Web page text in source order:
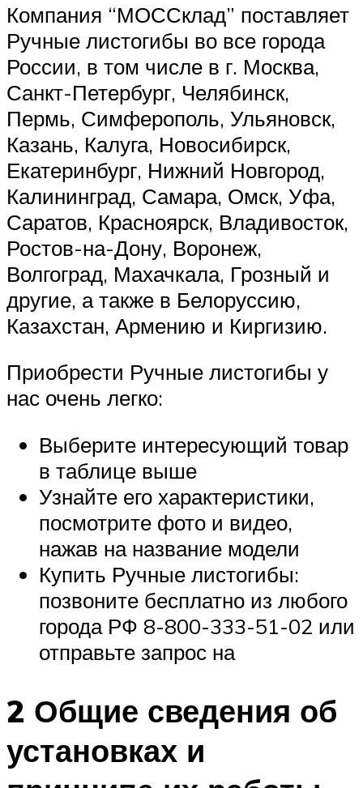
Компания “МОССклад” поставляет
Ручные листогибы во все города
России, в том числе в г. Москва,
Санкт-Петербург, Челябинск,
Пермь, Симферополь, Ульяновск,
Казань, Калуга, Новосибирск,
Екатеринбург, Нижний Новгород,
Калининград, Самара, Омск, Уфа,
Саратов, Красноярск, Владивосток,
Ростов-на-Дону, Воронеж,
Волгоград, Махачкала, Грозный и
другие, а также в Белоруссию,
Казахстан, Армению и Киргизию.
Приобрести Ручные листогибы у
нас очень легко:
Выберите интересующий товар
в таблице выше
Узнайте его характеристики,
посмотрите фото и видео,
нажав на название модели
Купить Ручные листогибы:
позвоните бесплатно из любого
города РФ 8-800-333-51-02 или
отправьте запрос на
2 Общие сведения об
установках и